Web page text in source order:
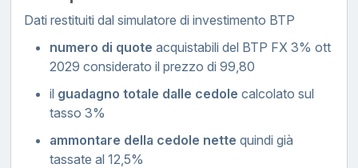
Dati restituiti dal simulatore di investimento BTP
numero di quote acquistabili del BTP FX 3% ott
2029 considerato il prezzo di 99,80
il guadagno totale dalle cedole calcolato sul
tasso 3%
ammontare della cedole nette quindi già
tassate al 12,5%